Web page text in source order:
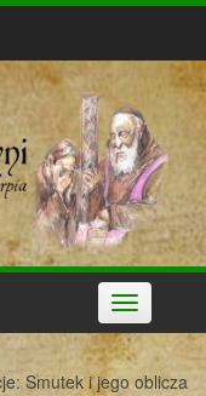
Toggle
navigation
Smutek i jego oblicza